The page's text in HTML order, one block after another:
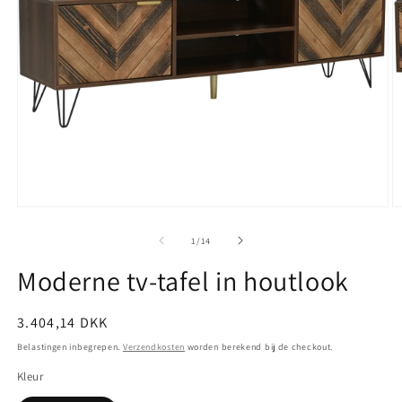
1 /van
14
Moderne tv-tafel in houtlook
Normale
prijs
3.404,14 DKK
Belastingen inbegrepen. Verzendkosten worden berekend bij de checkout.
Kleur